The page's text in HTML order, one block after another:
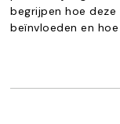
begrijpen hoe deze
beïnvloeden en